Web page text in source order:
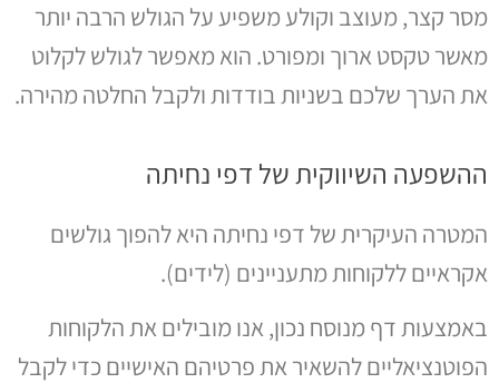
מסר קצר, מעוצב וקולע משפיע על הגולש הרבה יותר
מאשר טקסט ארוך ומפורט. הוא מאפשר לגולש לקלוט
את הערך שלכם בשניות בודדות ולקבל החלטה מהירה.
ההשפעה השיווקית של דפי נחיתה
המטרה העיקרית של דפי נחיתה היא להפוך גולשים
אקראיים ללקוחות מתעניינים (לידים).
באמצעות דף מנוסח נכון, אנו מובילים את הלקוחות
הפוטנציאליים להשאיר את פרטיהם האישיים כדי לקבל